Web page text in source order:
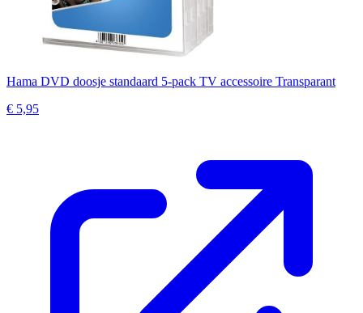
Hama DVD doosje standaard 5-pack TV accessoire Transparant
€ 5,95